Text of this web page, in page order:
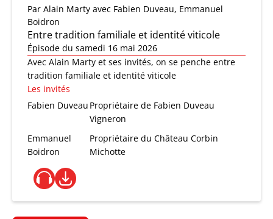
Par Alain Marty avec Fabien Duveau, Emmanuel
Boidron
Entre tradition familiale et identité viticole
Épisode du samedi 16 mai 2026
Avec Alain Marty et ses invités, on se penche entre
tradition familiale et identité viticole
Les invités
Fabien Duveau Propriétaire de Fabien Duveau
Vigneron
Emmanuel
Boidron
Propriétaire du Château Corbin
Michotte